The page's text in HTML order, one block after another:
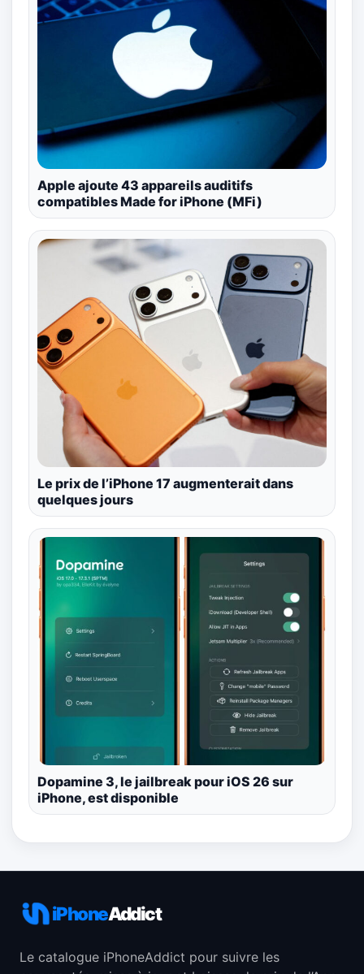
Apple ajoute 43 appareils auditifs
compatibles Made for iPhone (MFi)
Le prix de l’iPhone 17 augmenterait dans
quelques jours
Dopamine 3, le jailbreak pour iOS 26 sur
iPhone, est disponible
iPhoneAddict
Le catalogue iPhoneAddict pour suivre les